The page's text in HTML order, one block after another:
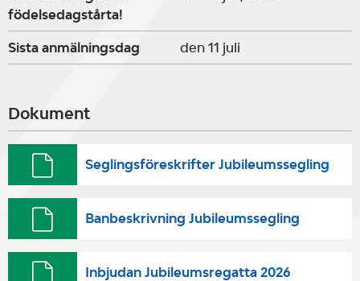
födelsedagstårta!
Sista anmälningsdag den 11 juli
Dokument
Seglingsföreskrifter Jubileumssegling
Banbeskrivning Jubileumssegling
Inbjudan Jubileumsregatta 2026